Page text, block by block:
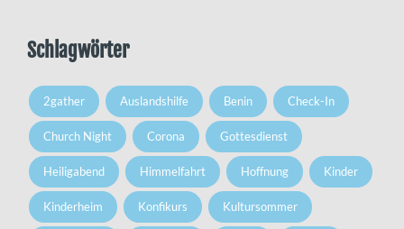
Schlagwörter
2gather Auslandshilfe Benin Check-In
Church Night Corona Gottesdienst
Heiligabend Himmelfahrt Hoffnung Kinder
Kinderheim Konfikurs Kultursommer